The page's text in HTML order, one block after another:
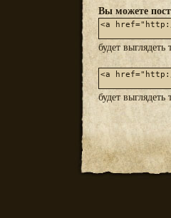
Вы можете
будет выглядеть
будет выглядеть